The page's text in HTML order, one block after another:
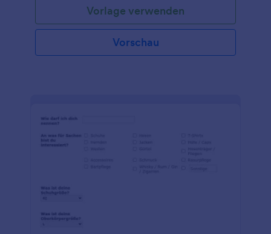
Vorlage verwenden
Vorschau